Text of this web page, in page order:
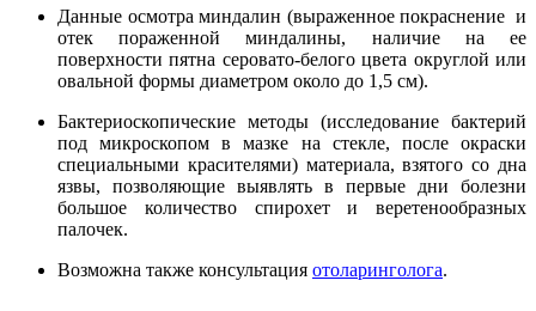
Данные осмотра миндалин (выраженное покраснение и
отек пораженной миндалины, наличие на ее
поверхности пятна серовато-белого цвета округлой или
овальной формы диаметром около до 1,5 см).
Бактериоскопические методы (исследование бактерий
под микроскопом в мазке на стекле, после окраски
специальными красителями) материала, взятого со дна
язвы, позволяющие выявлять в первые дни болезни
большое количество спирохет и веретенообразных
палочек.
Возможна также консультация отоларинголога.